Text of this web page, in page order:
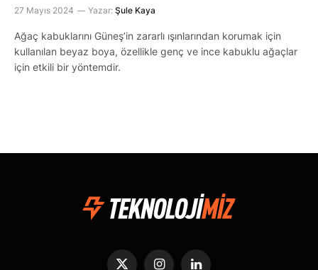
27 Mayıs 2024 Yazar: Şule Kaya
Ağaç kabuklarını Güneş’in zararlı ışınlarından korumak için
kullanılan beyaz boya, özellikle genç ve ince kabuklu ağaçlar
için etkili bir yöntemdir.